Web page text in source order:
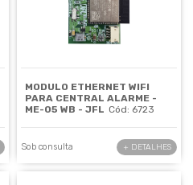
MODULO ETHERNET WIFI
PARA CENTRAL ALARME -
ME-05 WB - JFL Cód: 6723
Sob consulta + DETALHES